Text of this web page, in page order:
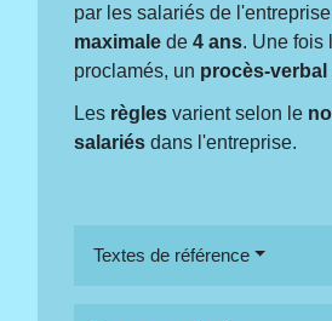
par les salariés de
maximale de4 ans. Une fois
proclamés, un procès-verbal
Les règles varient selon le
salariés dans l'entreprise.
Textes de référence